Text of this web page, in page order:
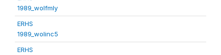
1989_wolfmly
ERHS
1989_wolinc5
ERHS